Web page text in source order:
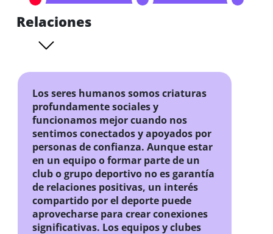
Relaciones
Los seres humanos somos criaturas
profundamente sociales y
funcionamos mejor cuando nos
sentimos conectados y apoyados por
personas de confianza. Aunque estar
en un equipo o formar parte de un
club o grupo deportivo no es garantía
de relaciones positivas, un interés
compartido por el deporte puede
aprovecharse para crear conexiones
significativas. Los equipos y clubes